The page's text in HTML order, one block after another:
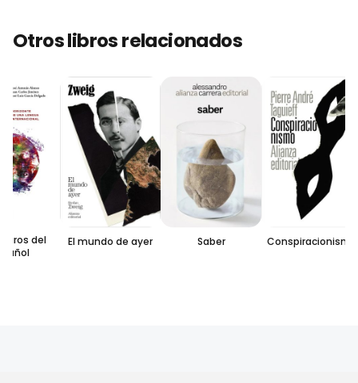
Otros libros relacionados
del
El mundo de ayer Saber Conspiracionismo